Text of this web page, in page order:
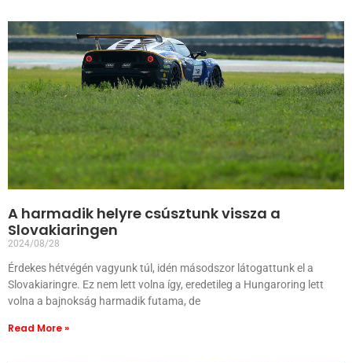
A harmadik helyre csúsztunk vissza a
Slovakiaringen
2024/08/28
Érdekes hétvégén vagyunk túl, idén másodszor látogattunk el a
Slovakiaringre. Ez nem lett volna így, eredetileg a Hungaroring lett
volna a bajnokság harmadik futama, de
Read More »